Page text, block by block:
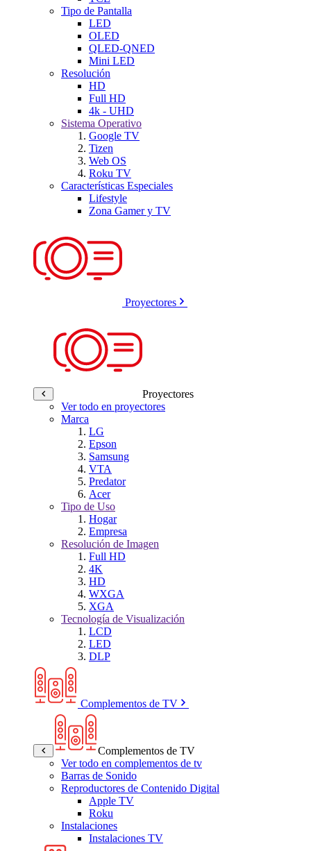
Tipo de Pantalla
LED
OLED
QLED-QNED
Mini LED
Resolución
HD
Full HD
4k - UHD
Sistema Operativo
Google TV
Tizen
Web OS
Roku TV
Características Especiales
Lifestyle
Zona Gamer y TV
Proyectores
Proyectores
Ver todo en proyectores
Marca
LG
Epson
Samsung
VTA
Predator
Acer
Tipo de Uso
Hogar
Empresa
Resolución de Imagen
Full HD
4K
HD
WXGA
XGA
Tecnología de Visualización
LCD
LED
DLP
Complementos de TV
Complementos de TV
Ver todo en complementos de tv
Barras de Sonido
Reproductores de Contenido Digital
Apple TV
Roku
Instalaciones
Instalaciones TV